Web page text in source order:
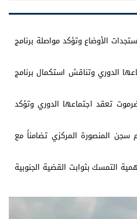
الأوضاع وتؤكد مواصلة برنامج
الدوري وتناقش استكمال برنامج
تعقد اجتماعها الدوري وتؤكد
سجن المنصورة المركزي تضامناً مع
التمسك بثوابت القضية الجنوبية